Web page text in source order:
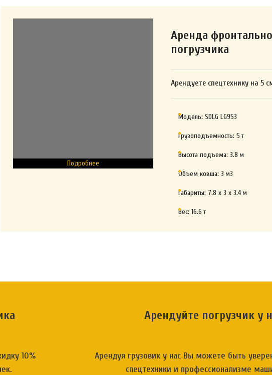
Подробнее
Аренда
погрузчика
Арендуете спецтехнику на 5
Модель: SDLG LG953
Грузоподъемность: 5 т
Высота подъема: 3.8 м
Объем ковша: 3 м3
Габариты: 7.8 x 3 x 3.4 м
Вес: 16.6 т
10%
Арендуйте погрузчик у
Арендуя грузовик у нас Вы можете быть
спецтехники и профессионализме